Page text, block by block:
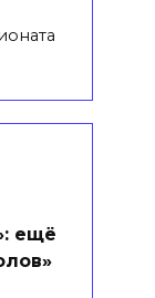
ещё